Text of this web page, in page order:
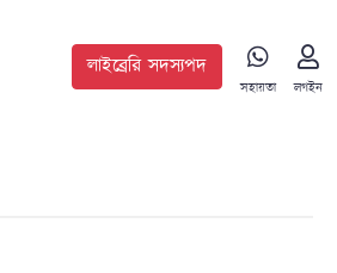
লাইব্রেরি সদস্যপদ
সহায়তা লগইন